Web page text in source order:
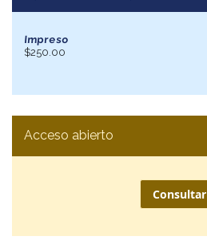
Impreso
$250.00
Acceso abierto
Consultar